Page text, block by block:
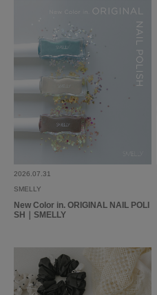
2026.07.31
SMELLY
New Color in. ORIGINAL NAIL POLI
SH｜SMELLY